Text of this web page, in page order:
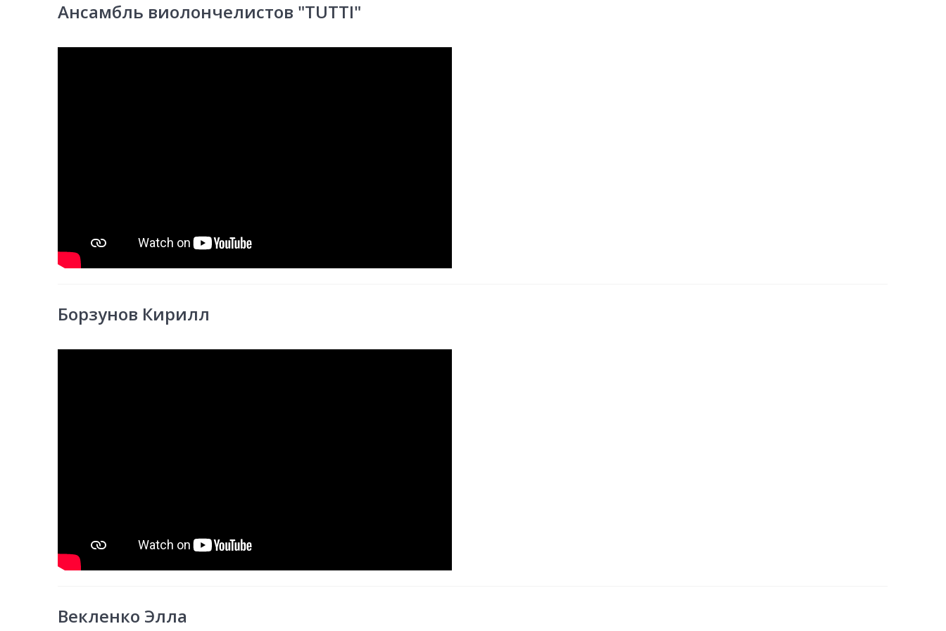
Ансамбль виолончелистов "TUTTI"
Борзунов Кирилл
Векленко Элла